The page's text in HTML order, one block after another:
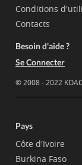
Conditions
Contacts
Besoin d'aide ?
Se Connecter
© 2008 - 2022
Pays
Côte d'Ivoire
Burkina Faso